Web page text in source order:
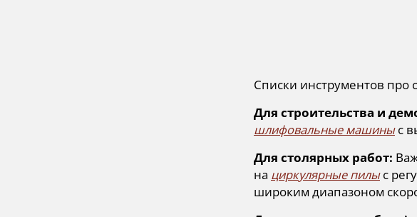
Списки инструментов про
Для строительства и
шлифовальные машиныс
Для столярных работ:
на циркулярные пилыс
широким диапазоном